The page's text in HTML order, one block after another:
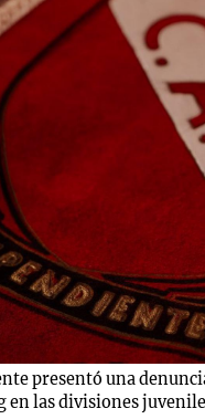
presentó una
en las divisiones